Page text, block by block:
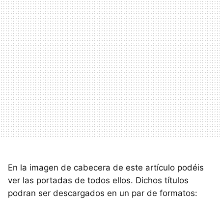
En la imagen de cabecera de este artículo podéis
ver las portadas de todos ellos. Dichos títulos
podran ser descargados en un par de formatos: